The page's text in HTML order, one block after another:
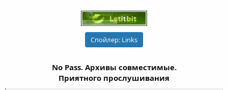
Спойлер: Links
No Pass. Архивы совместимые.
Приятного прослушивания